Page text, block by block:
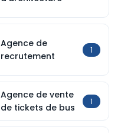
Agence de
recrutement
1
Agence de vente
de tickets de bus
1